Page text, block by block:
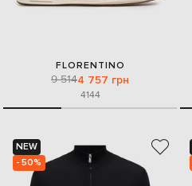
FLORENTINO
9 5144 757 грн
4144
NEW
- 50%